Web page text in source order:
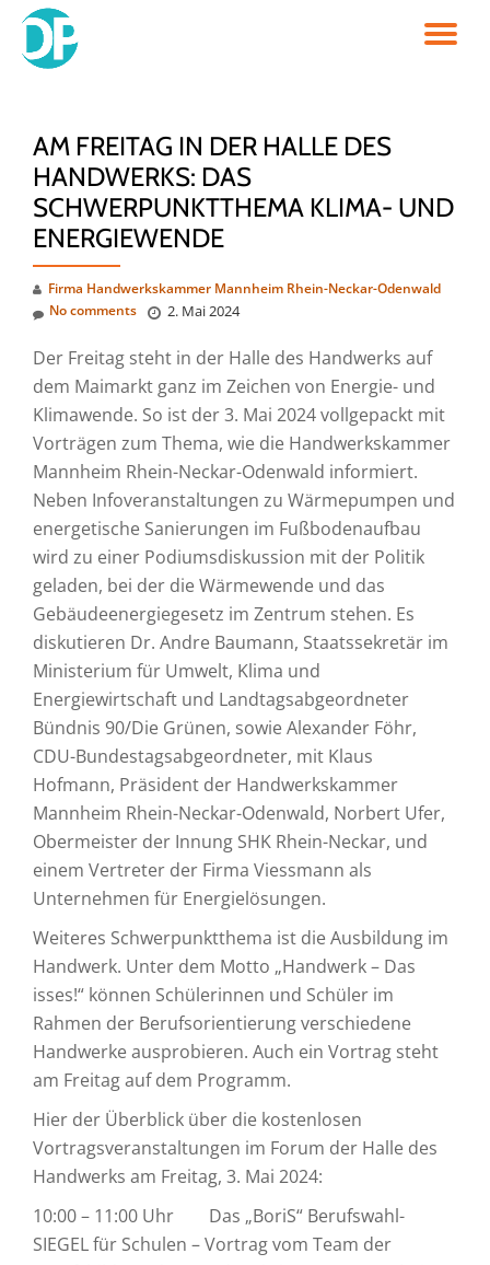
Skip
AM FREITAG IN DER HALLE DES
HANDWERKS: DAS
SCHWERPUNKTTHEMA KLIMA- UND
ENERGIEWENDE
Firma Handwerkskammer Mannheim Rhein-Neckar-Odenwald
2. Mai 2024
No comments
Der Freitag steht in der Halle des Handwerks auf
dem Maimarkt ganz im Zeichen von Energie- und
Klimawende. So ist der 3. Mai 2024 vollgepackt mit
Vorträgen zum Thema, wie die Handwerkskammer
Mannheim Rhein-Neckar-Odenwald informiert.
Neben Infoveranstaltungen zu Wärmepumpen und
energetische Sanierungen im Fußbodenaufbau
wird zu einer Podiumsdiskussion mit der Politik
geladen, bei der die Wärmewende und das
Gebäudeenergiegesetz im Zentrum stehen. Es
diskutieren Dr. Andre Baumann, Staatssekretär im
Ministerium für Umwelt, Klima und
Energiewirtschaft und Landtagsabgeordneter
Bündnis 90/Die Grünen, sowie Alexander Föhr,
CDU-Bundestagsabgeordneter, mit Klaus
Hofmann, Präsident der Handwerkskammer
Mannheim Rhein-Neckar-Odenwald, Norbert Ufer,
Obermeister der Innung SHK Rhein-Neckar, und
einem Vertreter der Firma Viessmann als
Unternehmen für Energielösungen.
Weiteres Schwerpunktthema ist die Ausbildung im
Handwerk. Unter dem Motto „Handwerk – Das
isses!“ können Schülerinnen und Schüler im
Rahmen der Berufsorientierung verschiedene
Handwerke ausprobieren. Auch ein Vortrag steht
am Freitag auf dem Programm.
Hier der Überblick über die kostenlosen
Vortragsveranstaltungen im Forum der Halle des
Handwerks am Freitag, 3. Mai 2024:
10:00 – 11:00 Uhr Das „BoriS“ Berufswahl-
SIEGEL für Schulen – Vortrag vom Team der